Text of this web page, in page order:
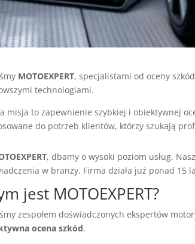
MOTOEXPERT, specjalistami od oceny
technologiami.
misja to zapewnienie szybkiej i obiektywnej
do potrzeb klientów, którzy szukają
, dbamy o wysoki poziom usług.
w branży. Firma działa już ponad 15
jest MOTOEXPERT?
zespołem doświadczonych ekspertów
ocena szkód.